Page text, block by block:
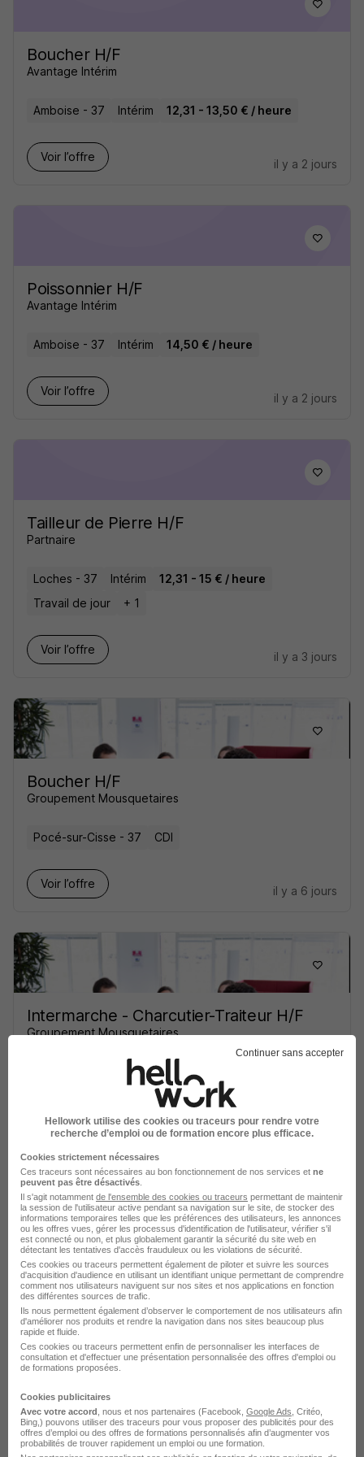
Boucher H/F
Avantage Intérim
Amboise - 37 Intérim 12,31 - 13,50 € / heure
Voir l’offre
il y a 2 jours
Poissonnier H/F
Avantage Intérim
Amboise - 37 Intérim 14,50 € / heure
Voir l’offre
il y a 2 jours
Tailleur de Pierre H/F
Partnaire
Loches - 37 Intérim
12,31 - 15 € / heure
Travail de jour
+ 1
Voir l’offre
il y a 3 jours
Boucher H/F
Groupement Mousquetaires
Pocé-sur-Cisse - 37 CDI
Voir l’offre
il y a 6 jours
Intermarche - Charcutier-Traiteur H/F
Groupement Mousquetaires
Pocé-sur-Cisse - 37 CDI
Voir l’offre
il y a 6 jours
Tailleur de Pierre H/F
Artus Interim
Loches - 37 Intérim 13 - 14 € / heure 2 mois
Voir l’offre
il y a 6 jours
Continuer sans accepter
Hellowork utilise des cookies ou traceurs pour rendre votre
recherche d’emploi ou de formation encore plus efficace.
Cookies strictement nécessaires
Ces traceurs sont nécessaires au bon fonctionnement de nos services et ne
peuvent pas être désactivés
Il s'agit notamment de l'ensemble des cookies ou traceurs permettant de maintenir
la session de l'utilisateur active pendant sa navigation sur le site, de stocker des
informations temporaires telles que les préférences des utilisateurs, les annonces
ou les offres vues, gérer les processus d'identification de l'utilisateur, vérifier s'il
est connecté ou non, et plus globalement garantir la sécurité du site web en
détectant les tentatives d'accès frauduleux ou les violations de sécurité.
Ces cookies ou traceurs permettent également de piloter et suivre les sources
d'acquisition d'audience en utilisant un identifiant unique permettant de comprendre
comment nos utilisateurs naviguent sur nos sites et nos applications en fonction
des différentes sources de trafic.
Ils nous permettent également d’observer le comportement de nos utilisateurs afin
d'améliorer nos produits et rendre la navigation dans nos sites beaucoup plus
rapide et fluide.
Ces cookies ou traceurs permettent enfin de personnaliser les interfaces de
consultation et d'effectuer une présentation personnalisée des offres d'emploi ou
de formations proposées.
Cookies publicitaires
Avec votre accord , nous et nos partenaires (Facebook, Google Ads , Critéo,
Bing,) pouvons utiliser des traceurs pour vous proposer des publicités pour des
offres d’emploi ou des offres de formations personnalisés afin d’augmenter vos
probabilités de trouver rapidement un emploi ou une formation.